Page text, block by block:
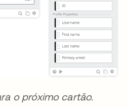
o próximo cartão.